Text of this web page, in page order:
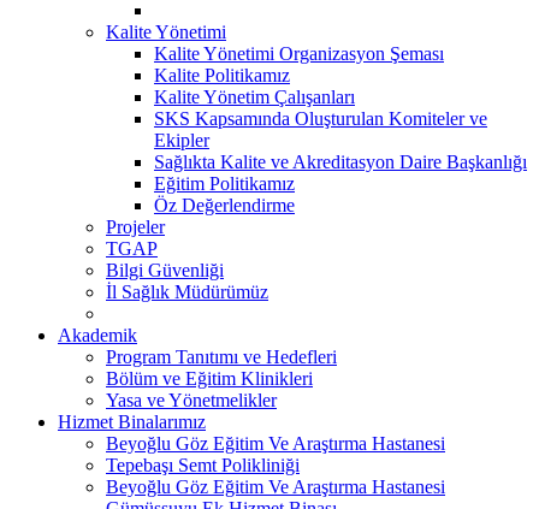
Kalite Yönetimi
Kalite Yönetimi Organizasyon Şeması
Kalite Politikamız
Kalite Yönetim Çalışanları
SKS Kapsamında Oluşturulan Komiteler ve
Ekipler
Sağlıkta Kalite ve Akreditasyon Daire Başkanlığı
Eğitim Politikamız
Öz Değerlendirme
Projeler
TGAP
Bilgi Güvenliği
İl Sağlık Müdürümüz
Akademik
Program Tanıtımı ve Hedefleri
Bölüm ve Eğitim Klinikleri
Yasa ve Yönetmelikler
Hizmet Binalarımız
Beyoğlu Göz Eğitim Ve Araştırma Hastanesi
Tepebaşı Semt Polikliniği
Beyoğlu Göz Eğitim Ve Araştırma Hastanesi